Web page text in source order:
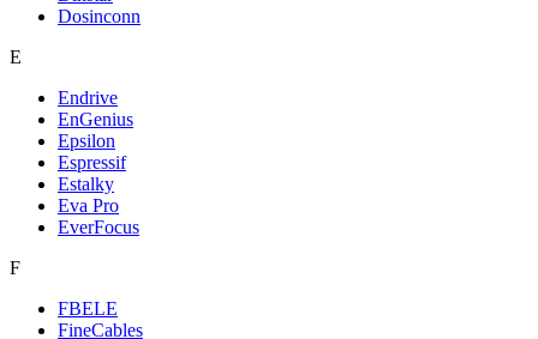
Dosinconn
E
Endrive
EnGenius
Epsilon
Espressif
Estalky
Eva Pro
EverFocus
F
FBELE
FineCables